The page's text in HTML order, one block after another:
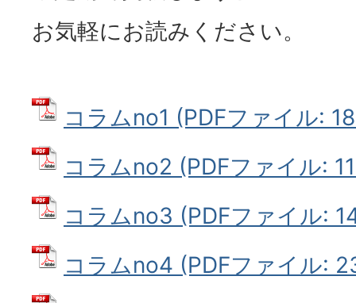
お気軽にお読みください。
コラムno1 (PDFファイル:
コラムno2 (PDFファイル:
コラムno3 (PDFファイル:
コラムno4 (PDFファイル: